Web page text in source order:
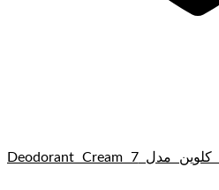
را برای چند ثانیه روی پلک نگه
کن نوتروژینا
دئودورانت ضد تعریق کرمی کلوین مدل Deodorant Cream 7